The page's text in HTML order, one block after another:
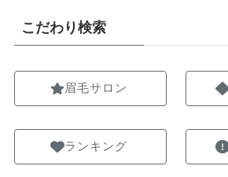
こだわり検索
眉毛サロン
ランキング